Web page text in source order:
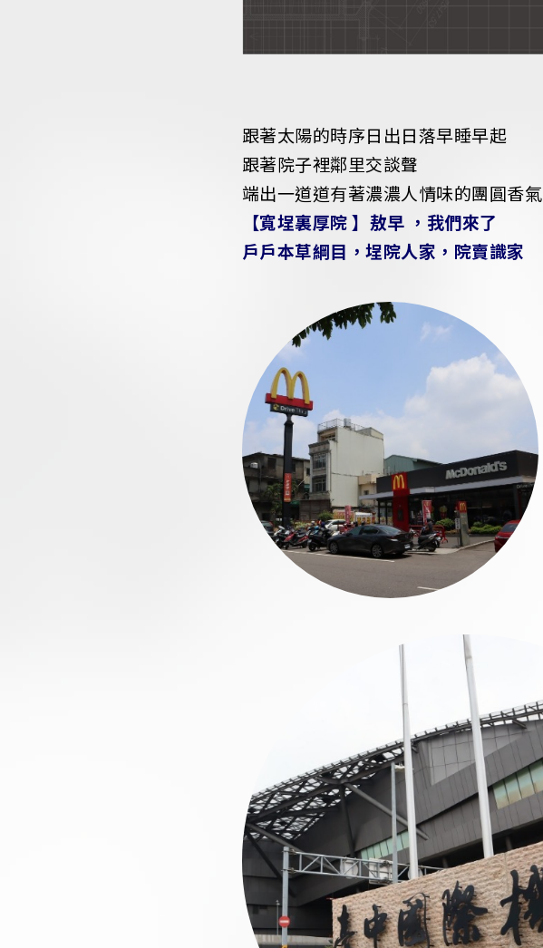
跟著太陽的時序日出日落早睡早起
跟著院子裡鄰里交談聲
端出一道道有著濃濃人情味的團圓香氣
【寬埕裏厚院 】敖早 ，我們來了
戶戶本草綱目，埕院人家，院賣識家